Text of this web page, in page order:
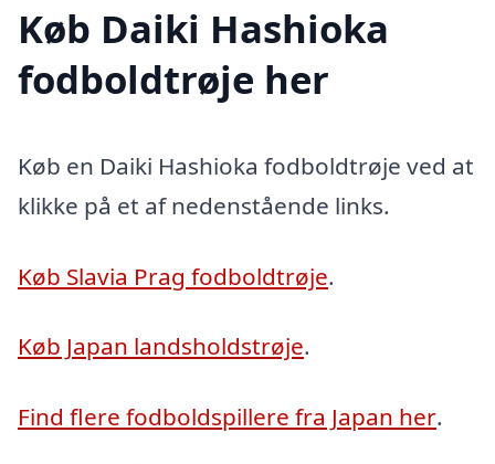
Køb Daiki Hashioka
fodboldtrøje her
Køb en Daiki Hashioka fodboldtrøje ved at
klikke på et af nedenstående links.
Køb Slavia Prag fodboldtrøje.
Køb Japan landsholdstrøje.
Find flere fodboldspillere fra Japan her.